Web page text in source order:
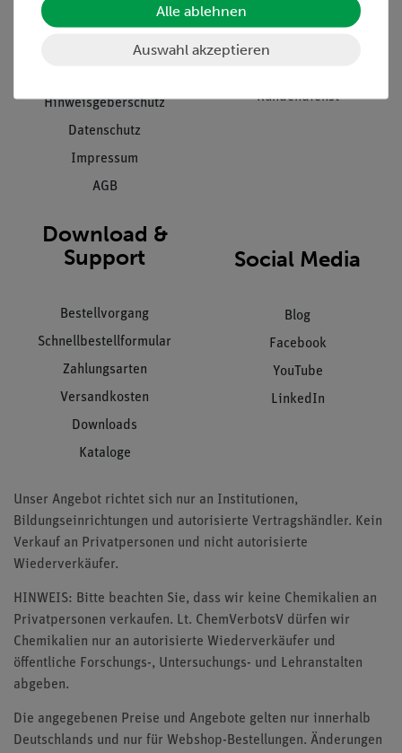
Stellenangebote
Hinweisgeberschutz
Datenschutz
Impressum
AGB
Inventarisierungs- &
Kundendienst
Download &
Support
Bestellvorgang
Schnellbestellformular
Zahlungsarten
Versandkosten
Downloads
Kataloge
Social Media
Blog
Facebook
YouTube
LinkedIn
Unser Angebot richtet sich nur an Institutionen,
Bildungseinrichtungen und autorisierte Vertragshändler. Kein
Verkauf an Privatpersonen und nicht autorisierte
Wiederverkäufer.
HINWEIS: Bitte beachten Sie, dass wir keine Chemikalien an
Privatpersonen verkaufen. Lt. ChemVerbotsV dürfen wir
Chemikalien nur an autorisierte Wiederverkäufer und
öffentliche Forschungs-, Untersuchungs- und Lehranstalten
abgeben.
Die angegebenen Preise und Angebote gelten nur innerhalb
Deutschlands und nur für Webshop-Bestellungen. Änderungen
Alle ablehnen
Auswahl akzeptieren